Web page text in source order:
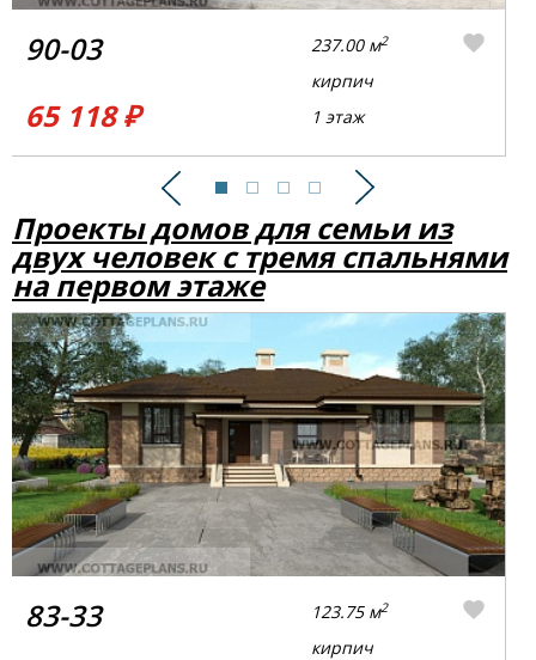
Предыдущий Следующий
90-03
65 118 ₽
237.00 м2
кирпич
1 этаж
Проекты домов для семьи из
двух человек с тремя спальнями
на первом этаже
83-33
123.75 м2
кирпич